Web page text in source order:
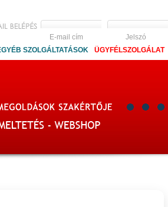
E-mail cím
Jelszó
SZOLGÁLTATÁSOK ÜGYFÉLSZOLGÁLAT